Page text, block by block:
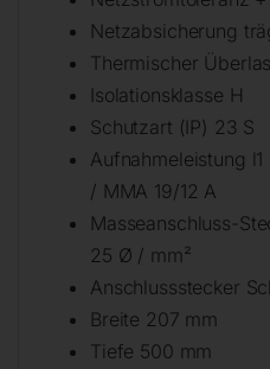
Netzabsicherung
Thermischer
Isolationsklasse H
Schutzart (IP) 23 S
Aufnahmeleistung
/ MMA 19/12 A
Masseanschluss-
25 Ø / mm²
Anschlussstecker
Breite 207 mm
Tiefe 500 mm